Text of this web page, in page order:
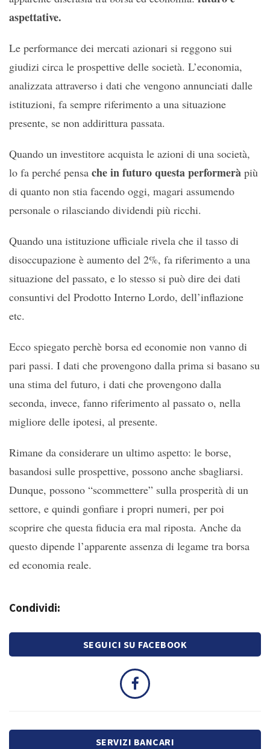
aspettative.
Le performance dei mercati azionari si reggono sui
giudizi circa le prospettive delle società. L’economia,
analizzata attraverso i dati che vengono annunciati dalle
istituzioni, fa sempre riferimento a una situazione
presente, se non addirittura passata.
Quando un investitore acquista le azioni di una società,
lo fa perché pensa che in futuro questa performerà più
di quanto non stia facendo oggi, magari assumendo
personale o rilasciando dividendi più ricchi.
Quando una istituzione ufficiale rivela che il tasso di
disoccupazione è aumento del 2%, fa riferimento a una
situazione del passato, e lo stesso si può dire dei dati
consuntivi del Prodotto Interno Lordo, dell’inflazione
etc.
Ecco spiegato perchè borsa ed economie non vanno di
pari passi. I dati che provengono dalla prima si basano su
una stima del futuro, i dati che provengono dalla
seconda, invece, fanno riferimento al passato o, nella
migliore delle ipotesi, al presente.
Rimane da considerare un ultimo aspetto: le borse,
basandosi sulle prospettive, possono anche sbagliarsi.
Dunque, possono “scommettere” sulla prosperità di un
settore, e quindi gonfiare i propri numeri, per poi
scoprire che questa fiducia era mal riposta. Anche da
questo dipende l’apparente assenza di legame tra borsa
ed economia reale.
Condividi:
SEGUICI SU FACEBOOK
SERVIZI BANCARI